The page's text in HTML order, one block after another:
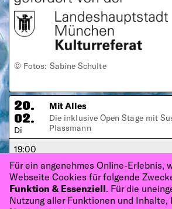
© Fotos: Sabine Schulte
20.
02.
Di
Mit Alles
Die inklusive Open Stage mit
Plassmann
19:00
Für ein angenehmes Online-Erlebnis,
Webseite Cookies für folgende
Funktion & Essenziell. Für die
Nutzung aller Funktionen und